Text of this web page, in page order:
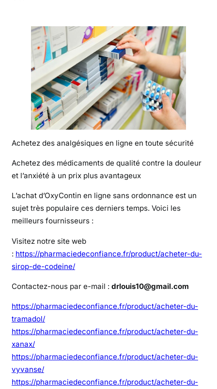
i
k
k
e
l
i
i
n
a
h
e
r
n
n
l
a
s
r
Achetez des analgésiques en ligne en toute sécurité
Achetez des médicaments de qualité contre la douleur
et l’anxiété à un prix plus avantageux
L’achat d’OxyContin en ligne sans ordonnance est un
sujet très populaire ces derniers temps. Voici les
meilleurs fournisseurs :
Visitez notre site web
: https://pharmaciedeconfiance.fr/product/acheter-du-
sirop-de-codeine/
Contactez-nous par e-mail : drlouis10@gmail.com
https://pharmaciedeconfiance.fr/product/acheter-du-
tramadol/
https://pharmaciedeconfiance.fr/product/acheter-du-
xanax/
https://pharmaciedeconfiance.fr/product/acheter-du-
vyvanse/
https://pharmaciedeconfiance.fr/product/acheter-du-